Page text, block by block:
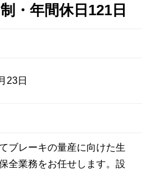
・年間休日121日
23日
ブレーキの量産に向けた生
全業務をお任せします。設